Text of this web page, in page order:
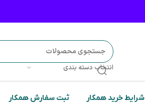
انتخاب دسته بندی
شرایط خرید همکار ثبت سفارش همکار